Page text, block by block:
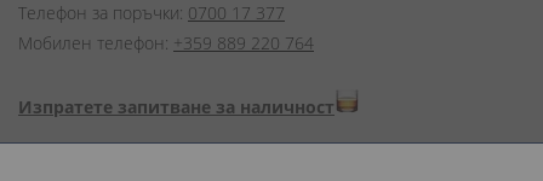
Телефон за поръчки: 0700 17 377
Мобилен телефон: +359 889 220 764
Изпратете запитване за наличност